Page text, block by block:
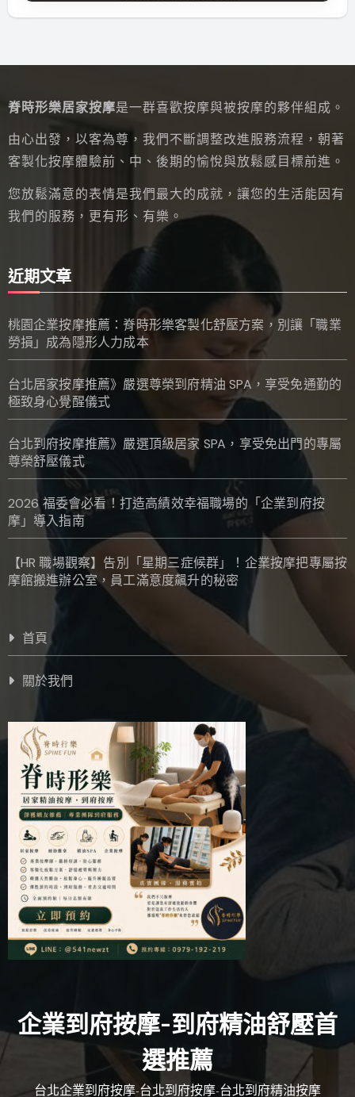
脊時形樂居家按摩是一群喜歡按摩與被按摩的夥伴組成。
由心出發，以客為尊，我們不斷調整改進服務流程，朝著
客製化按摩體驗前、中、後期的愉悅與放鬆感目標前進。
您放鬆滿意的表情是我們最大的成就，讓您的生活能因有
我們的服務，更有形、有樂。
近期文章
桃園企業按摩推薦：脊時形樂客製化舒壓方案，別讓「職業
勞損」成為隱形人力成本
台北居家按摩推薦》嚴選尊榮到府精油 SPA，享受免通勤的
極致身心覺醒儀式
台北到府按摩推薦》嚴選頂級居家 SPA，享受免出門的專屬
尊榮舒壓儀式
2026 福委會必看！打造高績效幸福職場的「企業到府按
摩」導入指南
【HR 職場觀察】告別「星期三症候群」！企業按摩把專屬按
摩館搬進辦公室，員工滿意度飆升的秘密
首頁
關於我們
企業到府按摩-到府精油舒壓首
選推薦
台北企業到府按摩-台北到府按摩-台北到府精油按摩